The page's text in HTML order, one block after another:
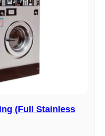
(Full Stainless